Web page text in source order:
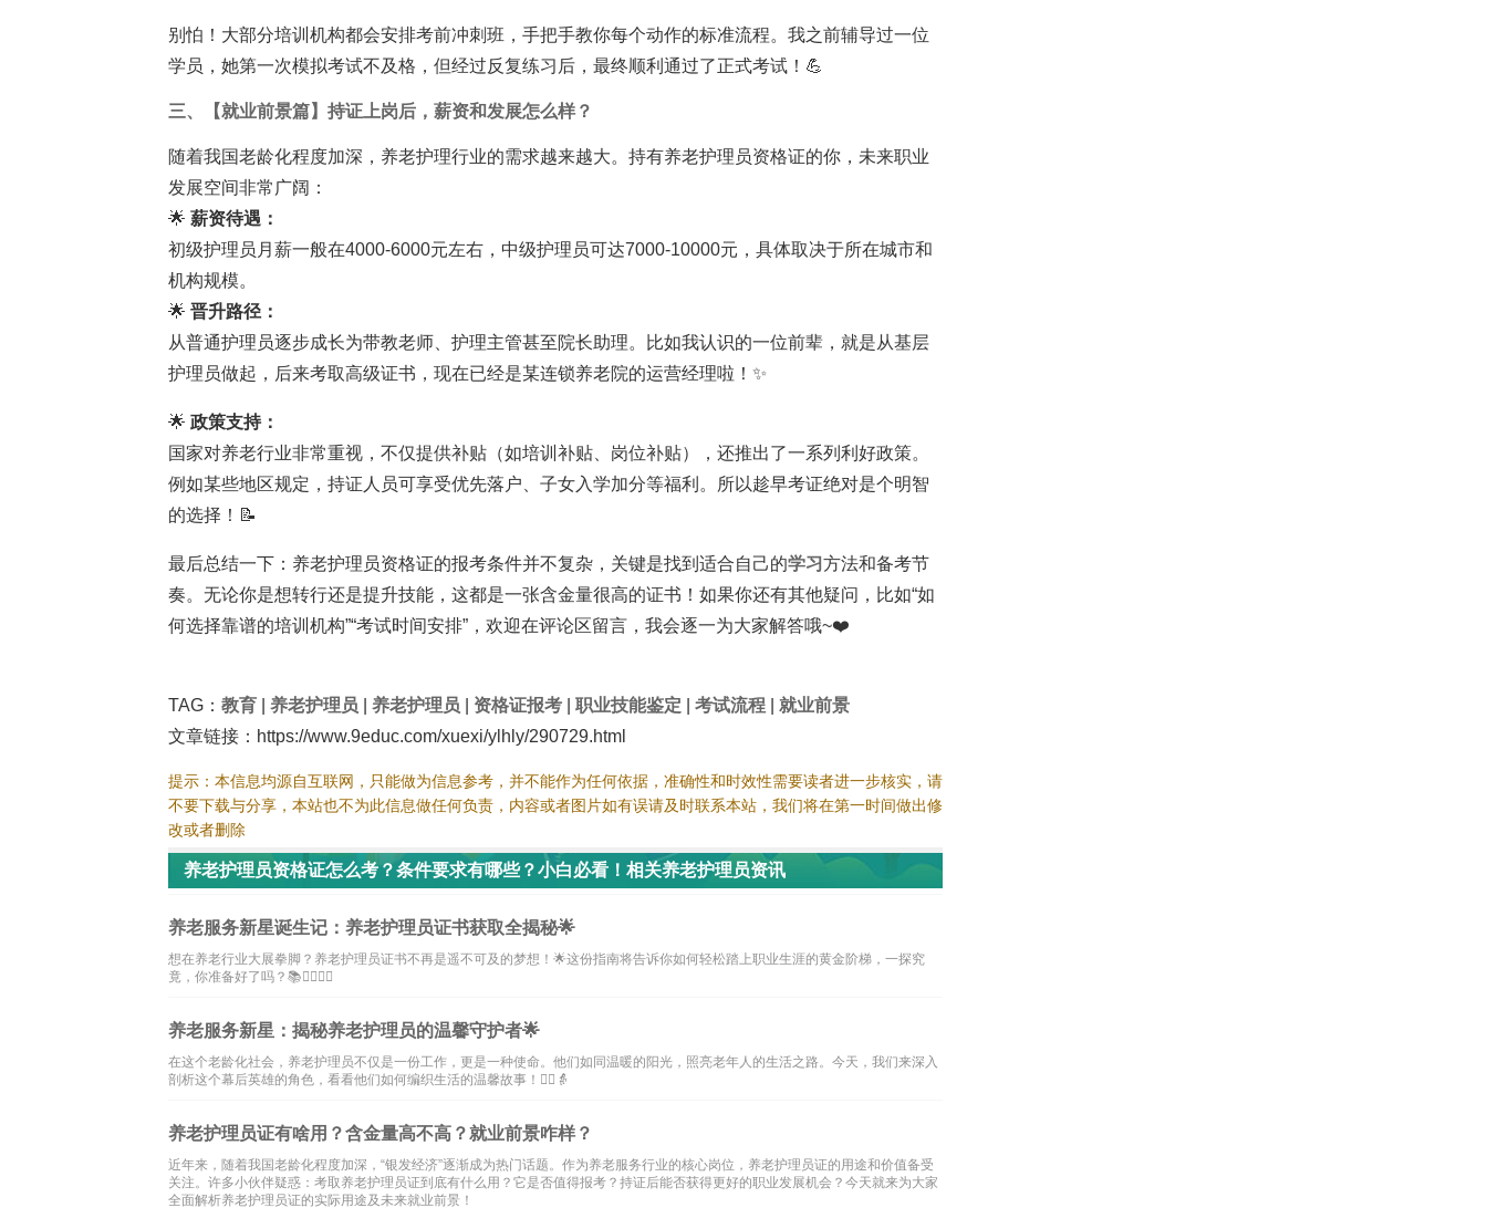
别怕！大部分培训机构都会安排考前冲刺班，手把手教你每个动作的标准流程。我之前辅导过一位
学员，她第一次模拟考试不及格，但经过反复练习后，最终顺利通过了正式考试！💪
三、【就业前景篇】持证上岗后，薪资和发展怎么样？
随着我国老龄化程度加深，养老护理行业的需求越来越大。持有养老护理员资格证的你，未来职业
发展空间非常广阔：
🌟 薪资待遇：
初级护理员月薪一般在4000-6000元左右，中级护理员可达7000-10000元，具体取决于所在城市和
机构规模。
🌟 晋升路径：
从普通护理员逐步成长为带教老师、护理主管甚至院长助理。比如我认识的一位前辈，就是从基层
护理员做起，后来考取高级证书，现在已经是某连锁养老院的运营经理啦！✨
🌟 政策支持：
国家对养老行业非常重视，不仅提供补贴（如培训补贴、岗位补贴），还推出了一系列利好政策。
例如某些地区规定，持证人员可享受优先落户、子女入学加分等福利。所以趁早考证绝对是个明智
的选择！📝
最后总结一下：养老护理员资格证的报考条件并不复杂，关键是找到适合自己的学习方法和备考节
奏。无论你是想转行还是提升技能，这都是一张含金量很高的证书！如果你还有其他疑问，比如“如
何选择靠谱的培训机构”“考试时间安排”，欢迎在评论区留言，我会逐一为大家解答哦~❤️
TAG： 教育 养老护理员 养老护理员 资格证报考 职业技能鉴定 考试流程
就业前景
文章链接：https://www.9educ.com/xuexi/ylhly/290729.html
提示：本信息均源自互联网，只能做为信息参考，并不能作为任何依据，准确性和时效性需要读者进一步核实，请
不要下载与分享，本站也不为此信息做任何负责，内容或者图片如有误请及时联系本站，我们将在第一时间做出修
改或者删除
养老护理员资格证怎么考？条件要求有哪些？小白必看！相关养老护理员资讯
养老服务新星诞生记：养老护理员证书获取全揭秘🌟
想在养老行业大展拳脚？养老护理员证书不再是遥不可及的梦想！🌟这份指南将告诉你如何轻松踏上职业生涯的黄金阶梯，一探究
竟，你准备好了吗？📚👨‍⚕️👩‍⚕️
养老服务新星：揭秘养老护理员的温馨守护者🌟
在这个老龄化社会，养老护理员不仅是一份工作，更是一种使命。他们如同温暖的阳光，照亮老年人的生活之路。今天，我们来深入
剖析这个幕后英雄的角色，看看他们如何编织生活的温馨故事！👨‍⚕️👵
养老护理员证有啥用？含金量高不高？就业前景咋样？
近年来，随着我国老龄化程度加深，“银发经济”逐渐成为热门话题。作为养老服务行业的核心岗位，养老护理员证的用途和价值备受
关注。许多小伙伴疑惑：考取养老护理员证到底有什么用？它是否值得报考？持证后能否获得更好的职业发展机会？今天就来为大家
全面解析养老护理员证的实际用途及未来就业前景！